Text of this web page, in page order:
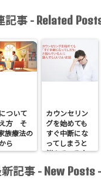
記事 - Related
ついて
方 そ
族療法の
ら
カウンセリン
グを始めても
すぐ中断にな
ってしまうと
悩んでいる人
いたいお話
記事 - New Posts -